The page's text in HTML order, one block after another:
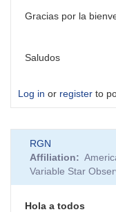
Gracias por la
Saludos
Log in or register to
RGN
Affiliation
Variable Star
Hola a todos